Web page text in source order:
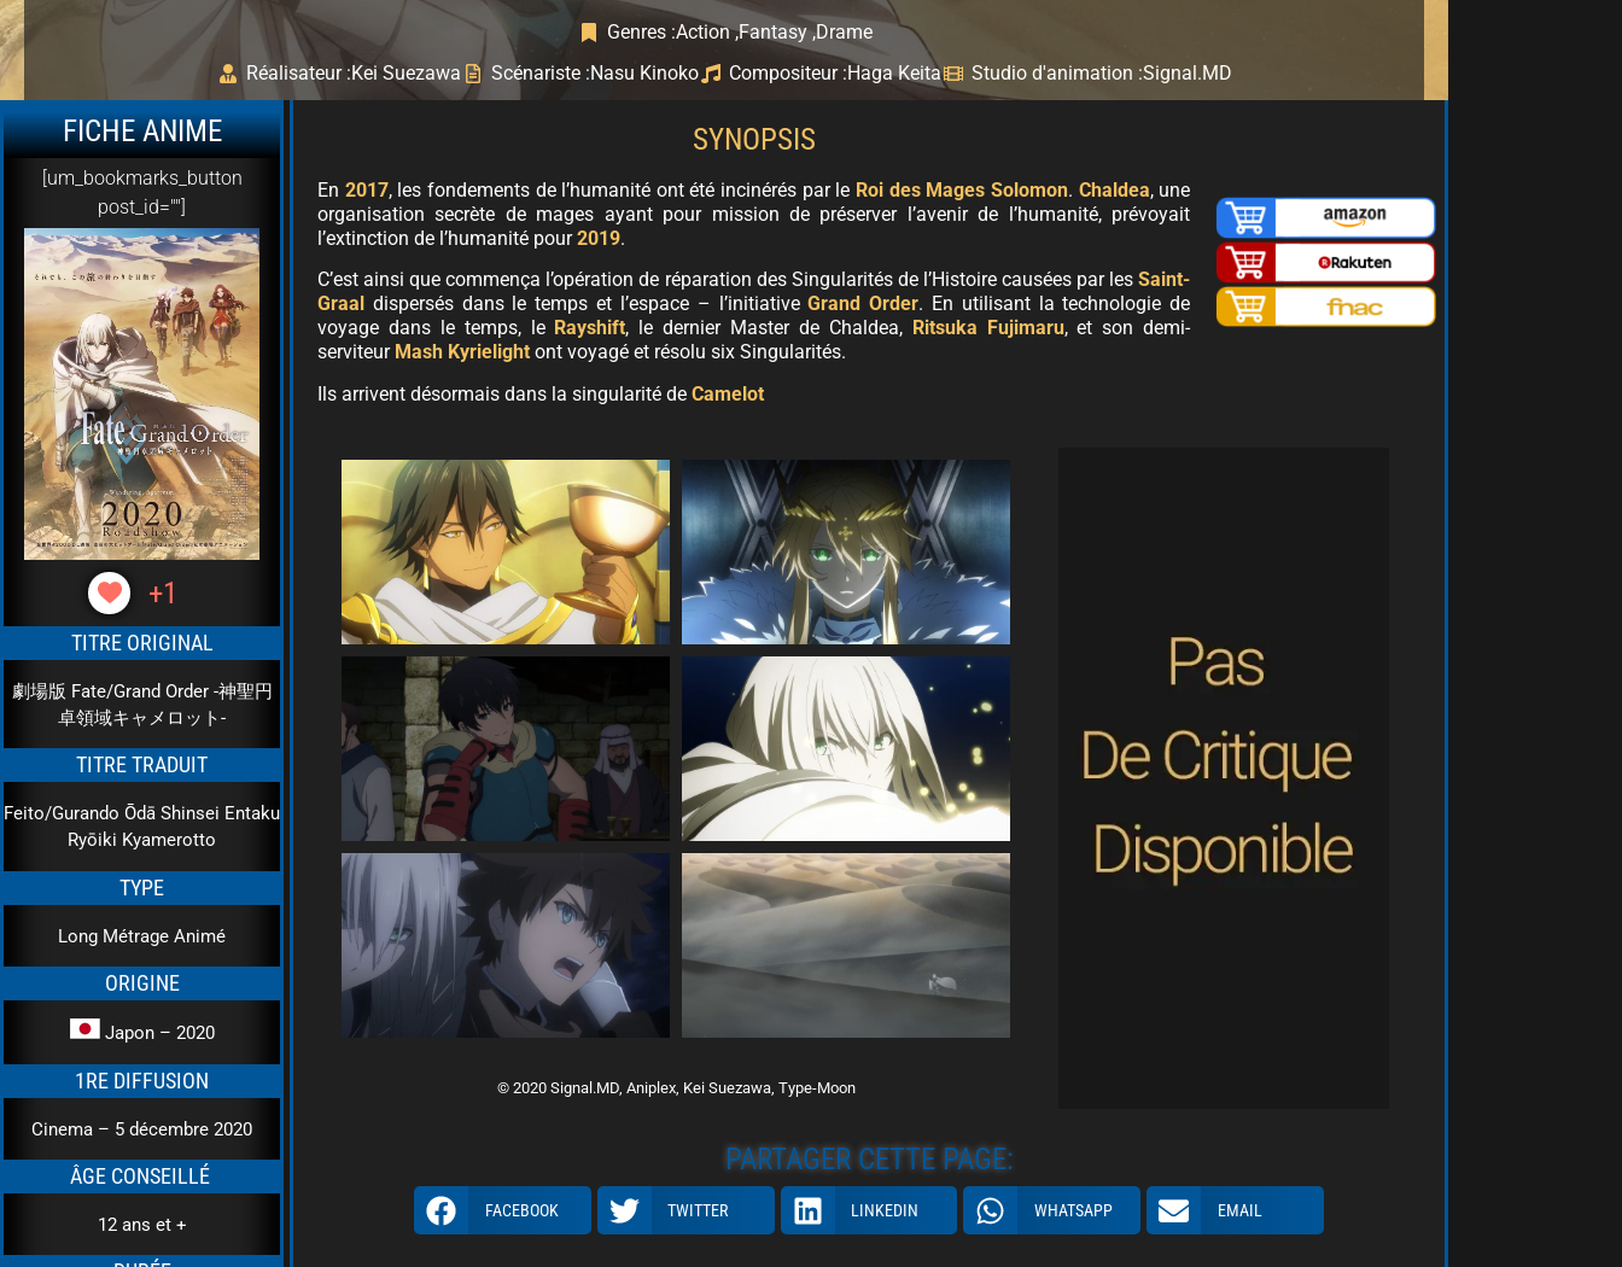
Genres :Action ,Fantasy ,Drame
Réalisateur :Kei Suezawa Scénariste :Nasu Kinoko Compositeur :Haga Keita Studio d'animation :Signal.MD
FICHE ANIME
[um_bookmarks_button
post_id=""]
+1
TITRE ORIGINAL
劇場版 Fate/Grand Order -神聖円
卓領域キャメロット-
TITRE TRADUIT
Feito/Gurando Ōdā Shinsei Entaku
Ryōiki Kyamerotto
TYPE
Long Métrage Animé
ORIGINE
Japon – 2020
1RE DIFFUSION
Cinema – 5 décembre 2020
ÂGE CONSEILLÉ
12 ans et +
SYNOPSIS
En 2017, les fondements de l’humanité ont été incinérés par le Roi des Mages Solomon. Chaldea, une
organisation secrète de mages ayant pour mission de préserver l’avenir de l’humanité, prévoyait
l’extinction de l’humanité pour2019.
C’est ainsi que commença l’opération de réparation des Singularités de l’Histoire causées par lesSaint-
Graal
dispersés dans le temps et l’espace – l’initiativeGrand Order. En utilisant la technologie de
voyage dans le temps, le Rayshift, le dernier Master de Chaldea, Ritsuka Fujimaru, et son demi-
serviteur Mash Kyrielight ont voyagé et résolu six Singularités.
Ils arrivent désormais dans la singularité de Camelot
© 2020 Signal.MD, Aniplex, Kei Suezawa, Type-Moon
PARTAGER CETTE PAGE:
FACEBOOK TWITTER LINKEDIN WHATSAPP EMAIL